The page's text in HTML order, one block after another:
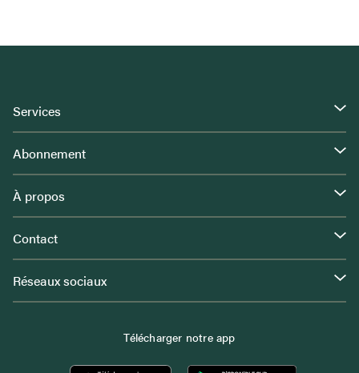
Services
Abonnement
À propos
Contact
Réseaux sociaux
Télécharger notre app